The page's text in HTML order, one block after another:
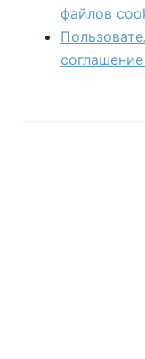
файлов